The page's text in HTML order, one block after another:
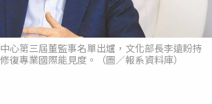
心第三屆董監事名單出爐，文化部長李遠盼持
復專業國際能見度。（圖／報系資料庫）